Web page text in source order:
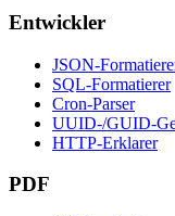
Entwickler
JSON-
SQL-Formatierer
Cron-Parser
UUID-/GUID-
HTTP-Erklarer
PDF